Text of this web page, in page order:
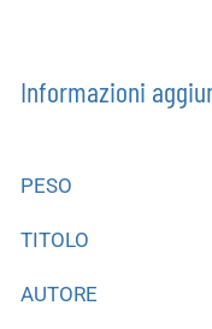
Informazioni
PESO
TITOLO
AUTORE